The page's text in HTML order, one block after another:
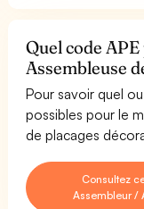
Quel code
Assembleuse
Pour savoir quel
possibles pour le
de placages
Consultez
Assembleur /